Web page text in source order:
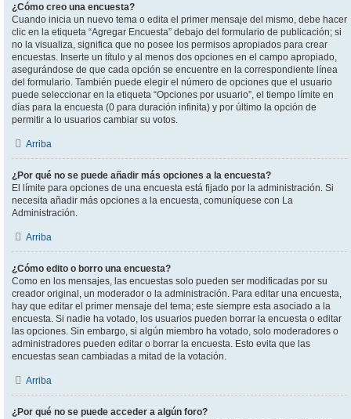
¿Cómo creo una encuesta?
Cuando inicia un nuevo tema o edita el primer mensaje del mismo, debe hacer
clic en la etiqueta “Agregar Encuesta” debajo del formulario de publicación; si
no la visualiza, significa que no posee los permisos apropiados para crear
encuestas. Inserte un título y al menos dos opciones en el campo apropiado,
asegurándose de que cada opción se encuentre en la correspondiente línea
del formulario. También puede elegir el número de opciones que el usuario
puede seleccionar en la etiqueta “Opciones por usuario”, el tiempo límite en
días para la encuesta (0 para duración infinita) y por último la opción de
permitir a lo usuarios cambiar su votos.
Arriba
¿Por qué no se puede añadir más opciones a la encuesta?
El límite para opciones de una encuesta está fijado por la administración. Si
necesita añadir más opciones a la encuesta, comuníquese con La
Administración.
Arriba
¿Cómo edito o borro una encuesta?
Como en los mensajes, las encuestas solo pueden ser modificadas por su
creador original, un moderador o la administración. Para editar una encuesta,
hay que editar el primer mensaje del tema; este siempre esta asociado a la
encuesta. Si nadie ha votado, los usuarios pueden borrar la encuesta o editar
las opciones. Sin embargo, si algún miembro ha votado, solo moderadores o
administradores pueden editar o borrar la encuesta. Esto evita que las
encuestas sean cambiadas a mitad de la votación.
Arriba
¿Por qué no se puede acceder a algún foro?